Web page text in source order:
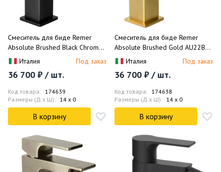
Смеситель для биде Remer
Absolute Brushed Black Chrome
AU22CFP (хром черный
брашированный), без донного
клапана
Италия Под заказ
36 700 ₽ / шт.
Код товара: 174639
Размеры (Д x Ш): 14 x 0
В корзину
Смеситель для биде Remer
Absolute Brushed Gold AU22BG
(золото брашированное), без
Италия Под заказ
36 700 ₽ / шт.
Код товара: 174638
Размеры (Д x Ш): 14 x 0
В корзину